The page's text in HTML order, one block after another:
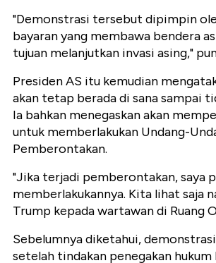
"Demonstrasi tersebut dipimpin
bayaran yang membawa bendera
tujuan melanjutkan invasi asing,"
Presiden AS itu kemudian
akan tetap berada di sana sampai
Ia bahkan menegaskan akan
untuk memberlakukan Undang-
Pemberontakan.
"Jika terjadi pemberontakan, saya
memberlakukannya. Kita lihat saja
Trump kepada wartawan di Ruang
Sebelumnya diketahui,
setelah tindakan penegakan hukum